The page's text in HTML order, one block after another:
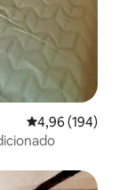
Calificación
4,96 (194)